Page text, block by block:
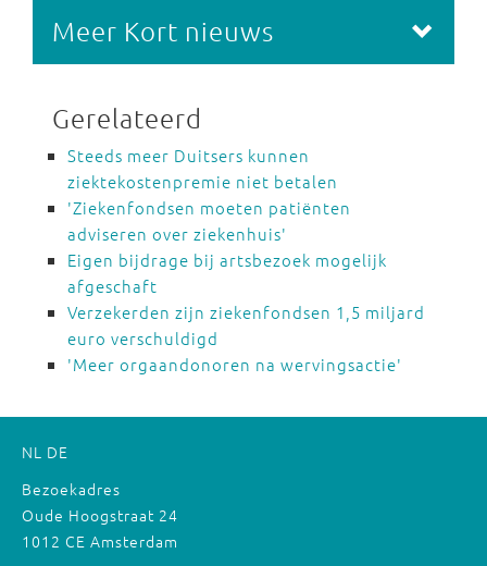
Meer Kort nieuws
Gerelateerd
Steeds meer Duitsers kunnen
ziektekostenpremie niet betalen
'Ziekenfondsen moeten patiënten
adviseren over ziekenhuis'
Eigen bijdrage bij artsbezoek mogelijk
afgeschaft
Verzekerden zijn ziekenfondsen 1,5 miljard
euro verschuldigd
'Meer orgaandonoren na wervingsactie'
NL DE
Bezoekadres
Oude Hoogstraat 24
1012 CE Amsterdam